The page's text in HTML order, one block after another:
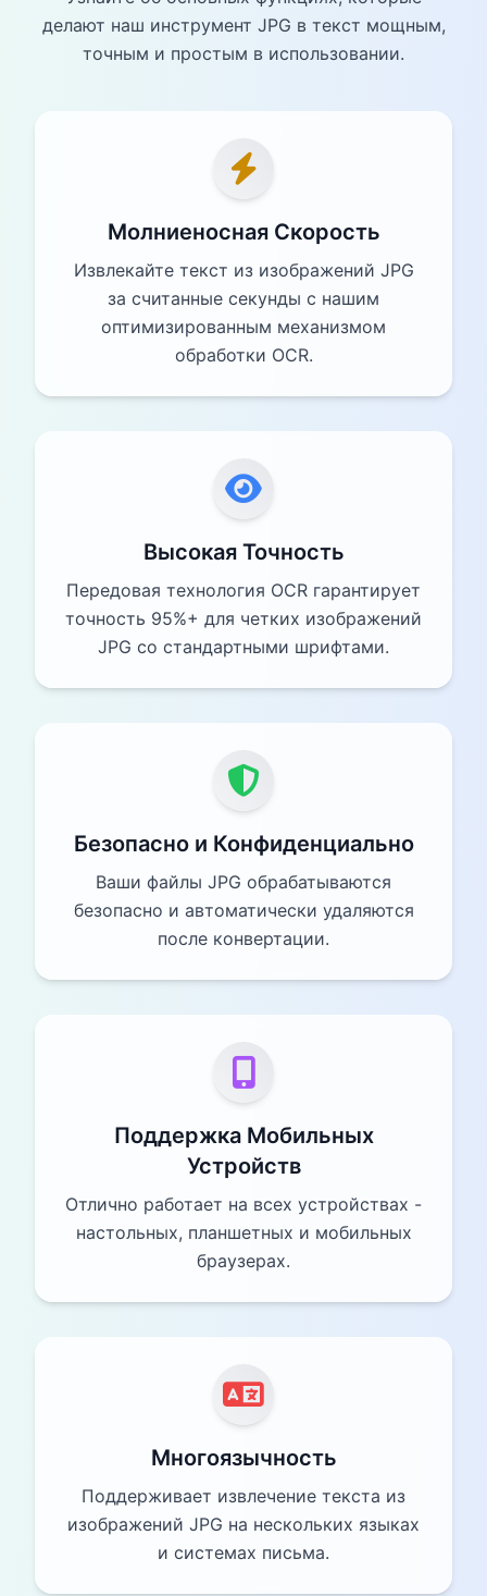
делают наш инструмент JPG в текст мощным,
точным и простым в использовании.
Молниеносная Скорость
Извлекайте текст из изображений JPG
за считанные секунды с нашим
оптимизированным механизмом
обработки OCR.
Высокая Точность
Передовая технология OCR гарантирует
точность 95%+ для четких изображений
JPG со стандартными шрифтами.
Безопасно и Конфиденциально
Ваши файлы JPG обрабатываются
безопасно и автоматически удаляются
после конвертации.
Поддержка Мобильных
Устройств
Отлично работает на всех устройствах -
настольных, планшетных и мобильных
браузерах.
Многоязычность
Поддерживает извлечение текста из
изображений JPG на нескольких языках
и системах письма.